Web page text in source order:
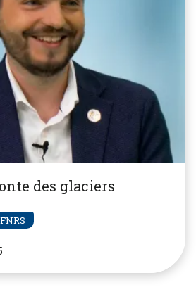
des glaciers